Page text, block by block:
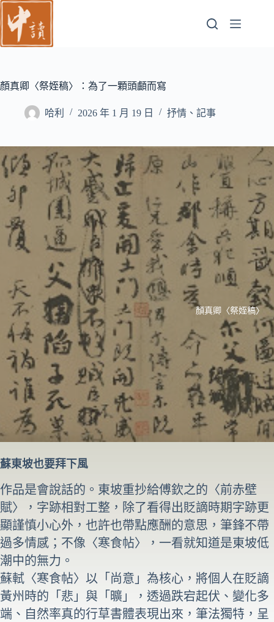
跳
至
主
容
顏真卿〈祭姪稿〉：為了一顆頭顱而寫
哈利 2026 年 1 月 19 日 抒情、記事
顏真卿〈祭姪稿〉
蘇東坡也要拜下風
作品是會說話的。東坡重抄給傅欽之的〈前赤壁
賦〉，字跡相對工整，除了看得出貶謫時期字跡更
顯謹慎小心外，也許也帶點應酬的意思，筆鋒不帶
過多情感；不像〈寒食帖〉，一看就知道是東坡低
潮中的無力。
蘇軾〈寒食帖〉以「尚意」為核心，將個人在貶謫
黃州時的「悲」與「曠」，透過跌宕起伏、變化多
端、自然率真的行草書體表現出來，筆法獨特，呈